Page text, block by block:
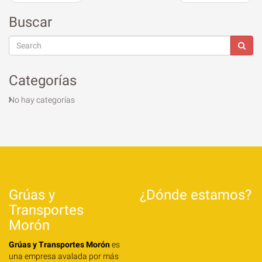
Buscar
Categorías
No hay categorías
Grúas y
Transportes
Morón
Grúas y Transportes Morónes
una empresa avalada por más
¿Dónde estamos?